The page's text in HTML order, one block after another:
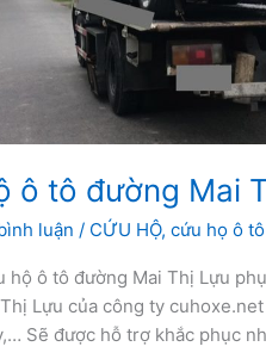
ô tô đường Mai
luận / CỨU HỘ,cứu họ ô tô
hộ ô tô đường Mai Thị Lựu
Lựu của công ty
Sẽ được hỗ trợ khắc phục